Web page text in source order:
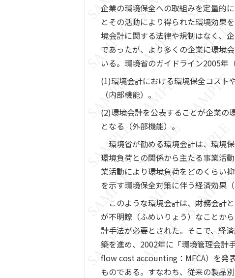
企業の環境保全への取組みを定量的
とその活動により得られた環境効果
境会計に関する法律や規制はなく、
であったが、より多くの企業に環境
いる。環境省のガイドライン2005年
(1)環境会計における環境保全コスト
（内部機能）。
(2)環境会計を公表することが企業の
となる（外部機能）。
環境省が勧める環境会計は、環境
環境負荷との関係から主たる事業活
業活動により環境負荷をどのくらい
を示す環境保全対策に伴う経済効果
このような環境会計は、財務会計
が不明瞭（ふめいりょう）なことか
計手法が必要とされた。そこで、経
築を進め、2002年に「環境管理会計
flow cost accounting：MFCA）を発
ものである。すなわち、従来の製品